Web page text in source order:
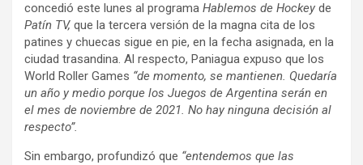
concedió este lunes al programa Hablemos de Hockey de
Patín TV, que la tercera versión de la magna cita de los
patines y chuecas sigue en pie, en la fecha asignada, en la
ciudad trasandina. Al respecto, Paniagua expuso que los
World Roller Games “de momento, se mantienen. Quedaría
un año y medio porque los Juegos de Argentina serán en
el mes de noviembre de 2021. No hay ninguna decisión al
respecto”.
Sin embargo, profundizó que “entendemos que las